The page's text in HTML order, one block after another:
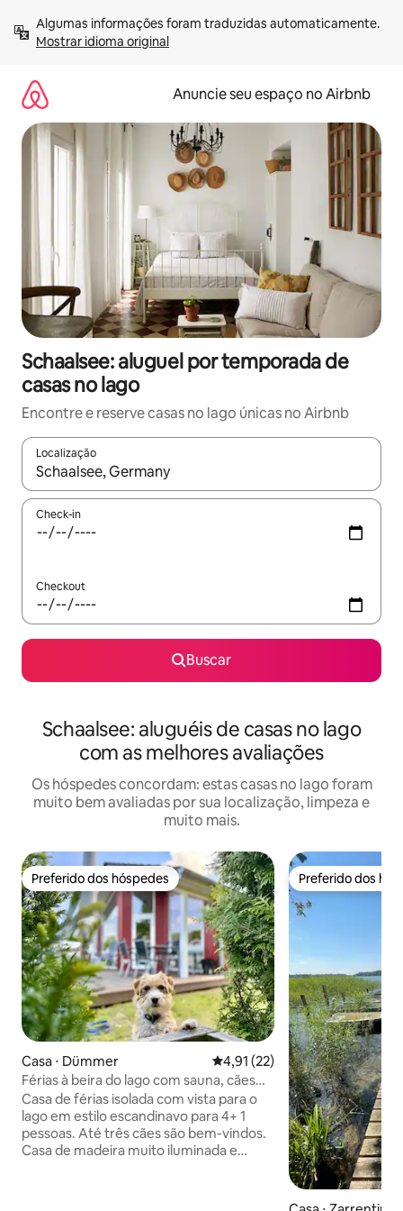
para
Mostrar idioma original
Anuncie seu espaço no Airbnb
Schaalsee: aluguel por temporada de
casas no lago
Encontre e reserve casas no lago únicas no Airbnb
Localização
Quando os resultados estiverem disponíveis, explore-os
Check-in
Checkout
Buscar
Schaalsee: aluguéis de casas no lago
com as melhores avaliações
Os hóspedes concordam: estas casas no lago foram
muito bem avaliadas por sua localização, limpeza e
muito mais.
Preferido dos hóspedes
Preferido dos hóspedes
Casa ⋅ Dümmer 4,91 de uma avaliação média
4,91 (22)
Férias à beira do lago com sauna, cães
são bem-vindos
Casa de férias isolada com vista para o
lago em estilo escandinavo para 4+ 1
pessoas. Até três cães são bem-vindos.
Casa de madeira muito iluminada e
Preferido dos
Preferido dos